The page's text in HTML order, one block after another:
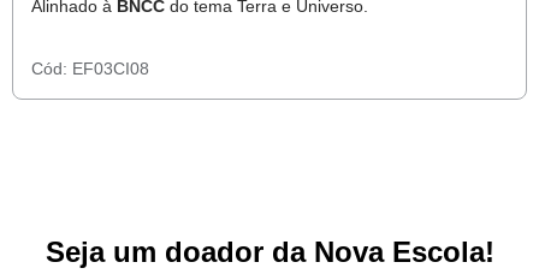
Alinhado à BNCC do tema Terra e Universo.
Cód: EF03CI08
Seja um doador da Nova Escola!